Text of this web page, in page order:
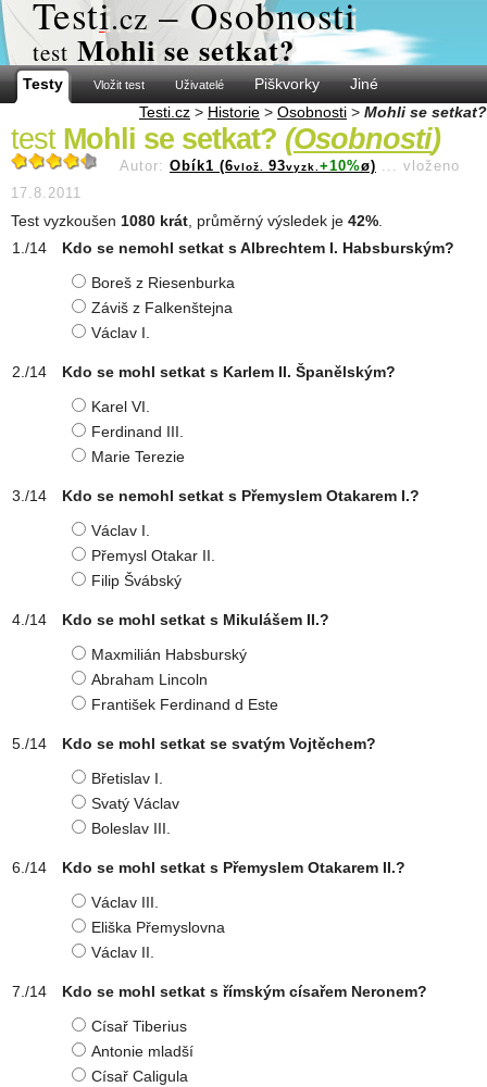
Testi.cz – Osobnosti
test Mohli se setkat?
Testy Vložit test Uživatelé Piškvorky
Jiné
Testi.cz > Historie > Osobnosti > Mohli se setkat?
test Mohli se setkat? (Osobnosti)
Autor: Obík1 (6vlož. 93vyzk. +10%ø) ... vloženo
17.8.2011
Test vyzkoušen 1080 krát , průměrný výsledek je 42%
Kdo se nemohl setkat s Albrechtem I. Habsburským?
Boreš z Riesenburka
Záviš z Falkenštejna
Václav I.
Kdo se mohl setkat s Karlem II. Španělským?
Karel VI.
Ferdinand III.
Marie Terezie
Kdo se nemohl setkat s Přemyslem Otakarem I.?
Václav I.
Přemysl Otakar II.
Filip Švábský
Kdo se mohl setkat s Mikulášem II.?
Maxmilián Habsburský
Abraham Lincoln
František Ferdinand d Este
Kdo se mohl setkat se svatým Vojtěchem?
Břetislav I.
Svatý Václav
Boleslav III.
Kdo se mohl setkat s Přemyslem Otakarem II.?
Václav III.
Eliška Přemyslovna
Václav II.
Kdo se mohl setkat s římským císařem Neronem?
Císař Tiberius
Antonie mladší
Císař Caligula